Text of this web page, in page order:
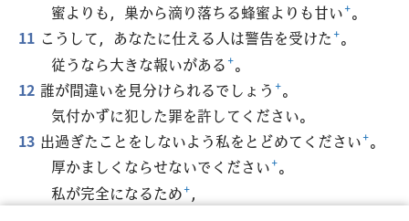
蜜よりも，巣から滴り落ちる蜂蜜よりも甘い+。
11 こうして，あなたに仕える人は警告を受けた+。
従うなら大きな報いがある+。
12 誰が間違いを見分けられるでしょう +。
気付かずに犯した罪を許してください。
13 出過ぎたことをしないよう私をとどめてください+。
厚かましくならせないでください+。
私が完全になるため+，